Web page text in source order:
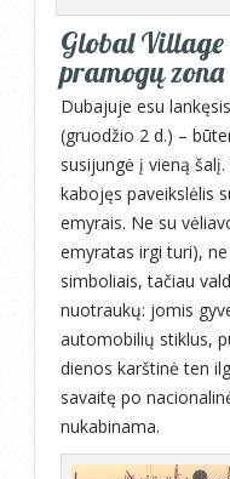
Global
pramogų zona
Dubajuje esu
(gruodžio 2 d.) –
susijungė į vieną
kabojęs paveikslėlis
emyrais. Ne su
emyratas irgi turi),
simboliais, tačiau
nuotraukų: jomis
automobilių stiklus,
dienos karštinė ten
savaitę po
nukabinama.